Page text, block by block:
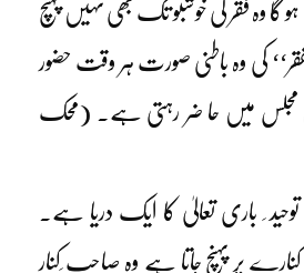
وہ فقر کی خوشبو تک بھی نہیں پہنچ
کی وہ باطنی صورت ہر وقت حضور
کی مجلس میں حا ضر رہتی ہے۔ (محک
باری تعالیٰ کا ایک دریا ہے۔
پر پہنچ جاتا ہے وہ صاحب ِکنار